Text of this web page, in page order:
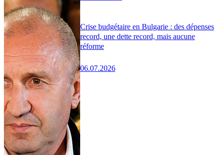
Crise budgétaire en Bulgarie : des dépenses
record, une dette record, mais aucune
réforme
06.07.2026